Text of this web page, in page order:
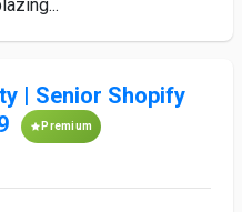
| Senior Shopify
Premium